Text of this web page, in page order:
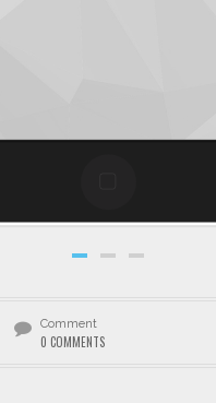
Comment
0 COMMENTS